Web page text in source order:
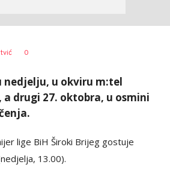
0
nedjelju, u okviru m:tel
a drugi 27. oktobra, u osmini
lige BiH Široki Brijeg gostuje
13.00).